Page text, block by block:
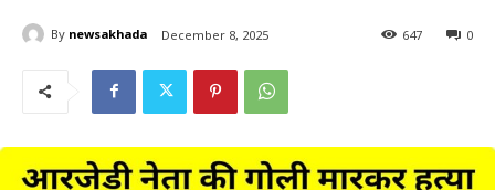
By newsakhada December 8, 2025 0
647